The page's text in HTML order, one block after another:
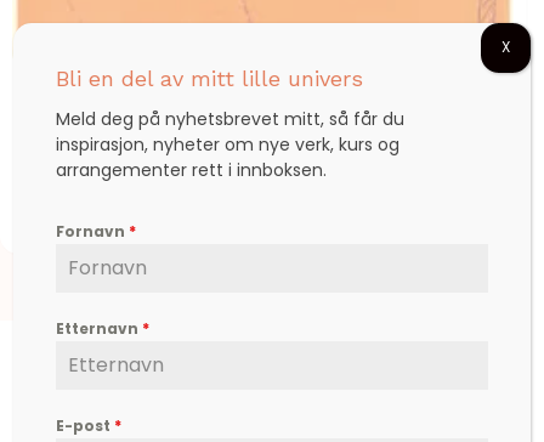
Den som intet våger, intet vinner (gult)
Bli en del av mitt lille univers
Meld deg på nyhetsbrevet mitt, så får du
inspirasjon, nyheter om nye verk, kurs og
arrangementer rett i innboksen.
Fornavn *
Etternavn *
E-post *
X